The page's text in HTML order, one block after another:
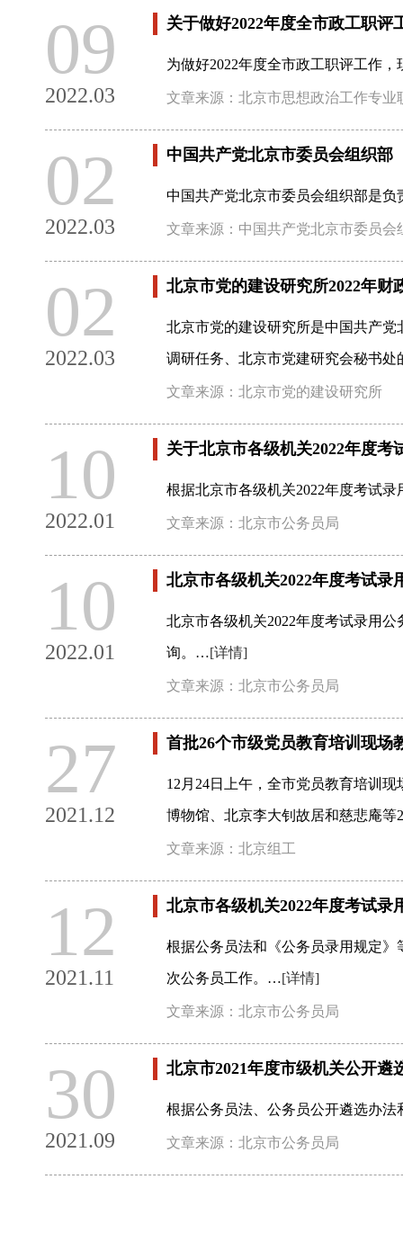
09
2022.03
关于做好2022年度全市政工职评
为做好2022年度全市政工职评工作
文章来源：北京市思想政治工作专
02
2022.03
中国共产党北京市委员会组织部
中国共产党北京市委员会组织部是
文章来源：中国共产党北京市委员会
02
2022.03
北京市党的建设研究所2022年财
北京市党的建设研究所是中国共产
调研任务、北京市党建研究会秘书
文章来源：北京市党的建设研究所
10
2022.01
关于北京市各级机关2022年度
根据北京市各级机关2022年度考试
文章来源：北京市公务员局
10
2022.01
北京市各级机关2022年度考试录
北京市各级机关2022年度考试录用
询。…[详情]
文章来源：北京市公务员局
27
2021.12
首批26个市级党员教育培训现场
12月24日上午，全市党员教育培训
博物馆、北京李大钊故居和慈悲庵
文章来源：北京组工
12
2021.11
北京市各级机关2022年度考试录
根据公务员法和《公务员录用规定
次公务员工作。…[详情]
文章来源：北京市公务员局
30
2021.09
北京市2021年度市级机关公开遴
根据公务员法、公务员公开遴选办
文章来源：北京市公务员局